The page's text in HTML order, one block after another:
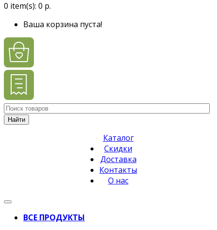
0 item(s): 0 р.
Ваша корзина пуста!
Найти
Каталог
Скидки
Доставка
Контакты
О нас
ВСЕ ПРОДУКТЫ